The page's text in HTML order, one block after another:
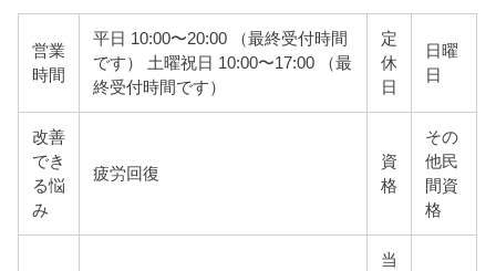
営業
時間
平日 10:00〜20:00 （最終受付時間
です） 土曜祝日 10:00〜17:00 （最
終受付時間です）
定
休
日
日曜
日
改善
でき
る悩
み
疲労回復
資
格
その
他民
間資
格
当